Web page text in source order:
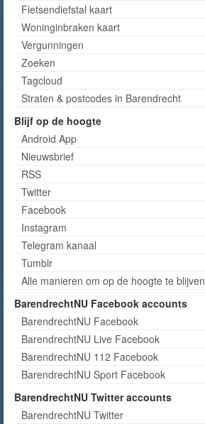
Fietsendiefstal kaart
Woninginbraken kaart
Vergunningen
Zoeken
Tagcloud
Straten & postcodes in Barendrecht
Blijf op de hoogte
Android App
Nieuwsbrief
RSS
Twitter
Facebook
Instagram
Telegram kanaal
Tumblr
Alle manieren om op de hoogte te blijven
BarendrechtNU Facebook accounts
BarendrechtNU Facebook
BarendrechtNU Live Facebook
BarendrechtNU 112 Facebook
BarendrechtNU Sport Facebook
BarendrechtNU Twitter accounts
BarendrechtNU Twitter